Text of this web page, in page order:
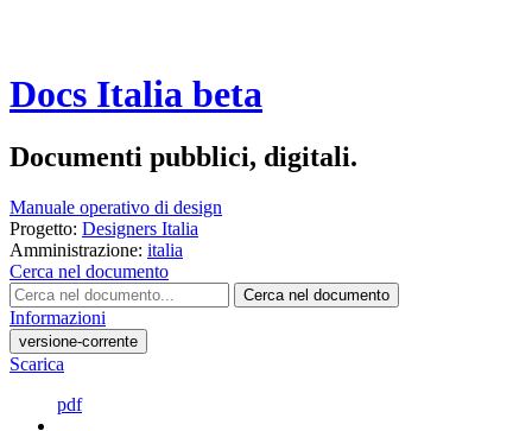
Docs Italia beta
Documenti pubblici, digitali.
Manuale operativo di design
Progetto: Designers Italia
Amministrazione: italia
Cerca nel documento
Cerca nel documento
Informazioni
versione-corrente
Scarica
pdf